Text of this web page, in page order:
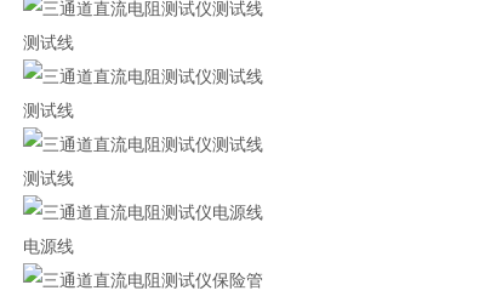
测试线
测试线
测试线
电源线